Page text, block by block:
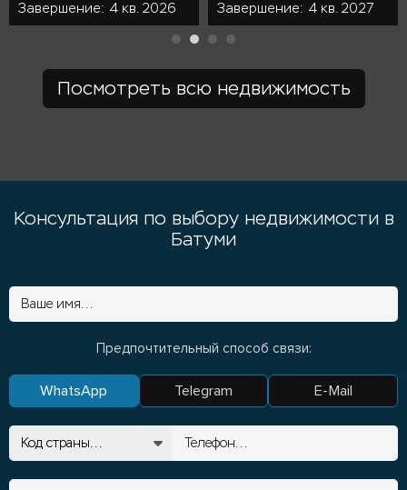
Завершение: 4 кв. 2026 Завершение: 4 кв. 2027
Посмотреть всю недвижимость
Консультация по выбору недвижимости в
Батуми
Предпочтительный способ связи:
WhatsApp Telegram E-Mail